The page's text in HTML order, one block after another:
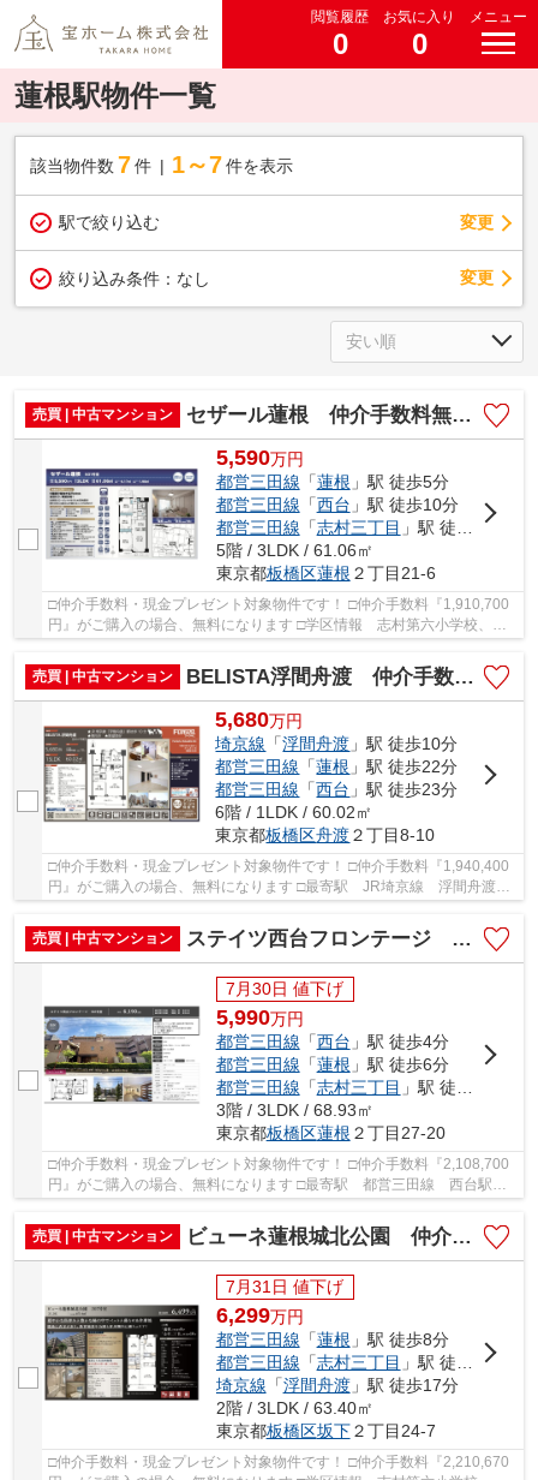
閲覧履歴
0
お気に入り
0
メニュー
蓮根駅物件一覧
該当物件数 7件 1～7 件を表示
駅で絞り込む 変更
絞り込み条件： なし 変更
売買 | 中古マンション セザール蓮根 仲介手数料無料＋15万円現金プレゼント中
5,590万円
都営三田線 「蓮根 」駅 徒歩5分
都営三田線 「西台 」駅 徒歩10分
都営三田線 「志村三丁目 」駅 徒歩17分
5階 / 3LDK / 61.06㎡
東京都板橋区蓮根 ２丁目21-6
□仲介手数料・現金プレゼント対象物件です！ □仲介手数料『1,910,700
円』がご購入の場合、無料になります □学区情報 志村第六小学校、志
売買 | 中古マンション
BELISTA浮間舟渡 仲介手数料無料＋15万円現金プレゼント中
5,680万円
埼京線 「浮間舟渡 」駅 徒歩10分
都営三田線 「蓮根 」駅 徒歩22分
都営三田線 「西台 」駅 徒歩23分
6階 / 1LDK / 60.02㎡
東京都板橋区舟渡２丁目8-10
□仲介手数料・現金プレゼント対象物件です！ □仲介手数料『1,940,400
円』がご購入の場合、無料になります □最寄駅 JR埼京線 浮間舟渡
売買 | 中古マンション
ステイツ西台フロンテージ 仲介手数料無料＋40万円現金プレゼント中
7月30日 値下げ
5,990万円
都営三田線 「西台 」駅 徒歩4分
都営三田線 「蓮根 」駅 徒歩6分
都営三田線 「志村三丁目 」駅 徒歩19分
3階 / 3LDK / 68.93㎡
東京都板橋区蓮根 ２丁目27-20
□仲介手数料・現金プレゼント対象物件です！ □仲介手数料『2,108,700
円』がご購入の場合、無料になります □最寄駅 都営三田線 西台駅
売買 | 中古マンション
ビューネ蓮根城北公園 仲介手数料無料＋40万円現金プレゼント中
7月31日 値下げ
6,299万円
都営三田線 「蓮根 」駅 徒歩8分
都営三田線 「志村三丁目 」駅 徒歩10分
埼京線 「浮間舟渡」駅 徒歩17分
2階 / 3LDK / 63.40㎡
東京都板橋区坂下２丁目24-7
□仲介手数料・現金プレゼント対象物件です！ □仲介手数料『2,210,670